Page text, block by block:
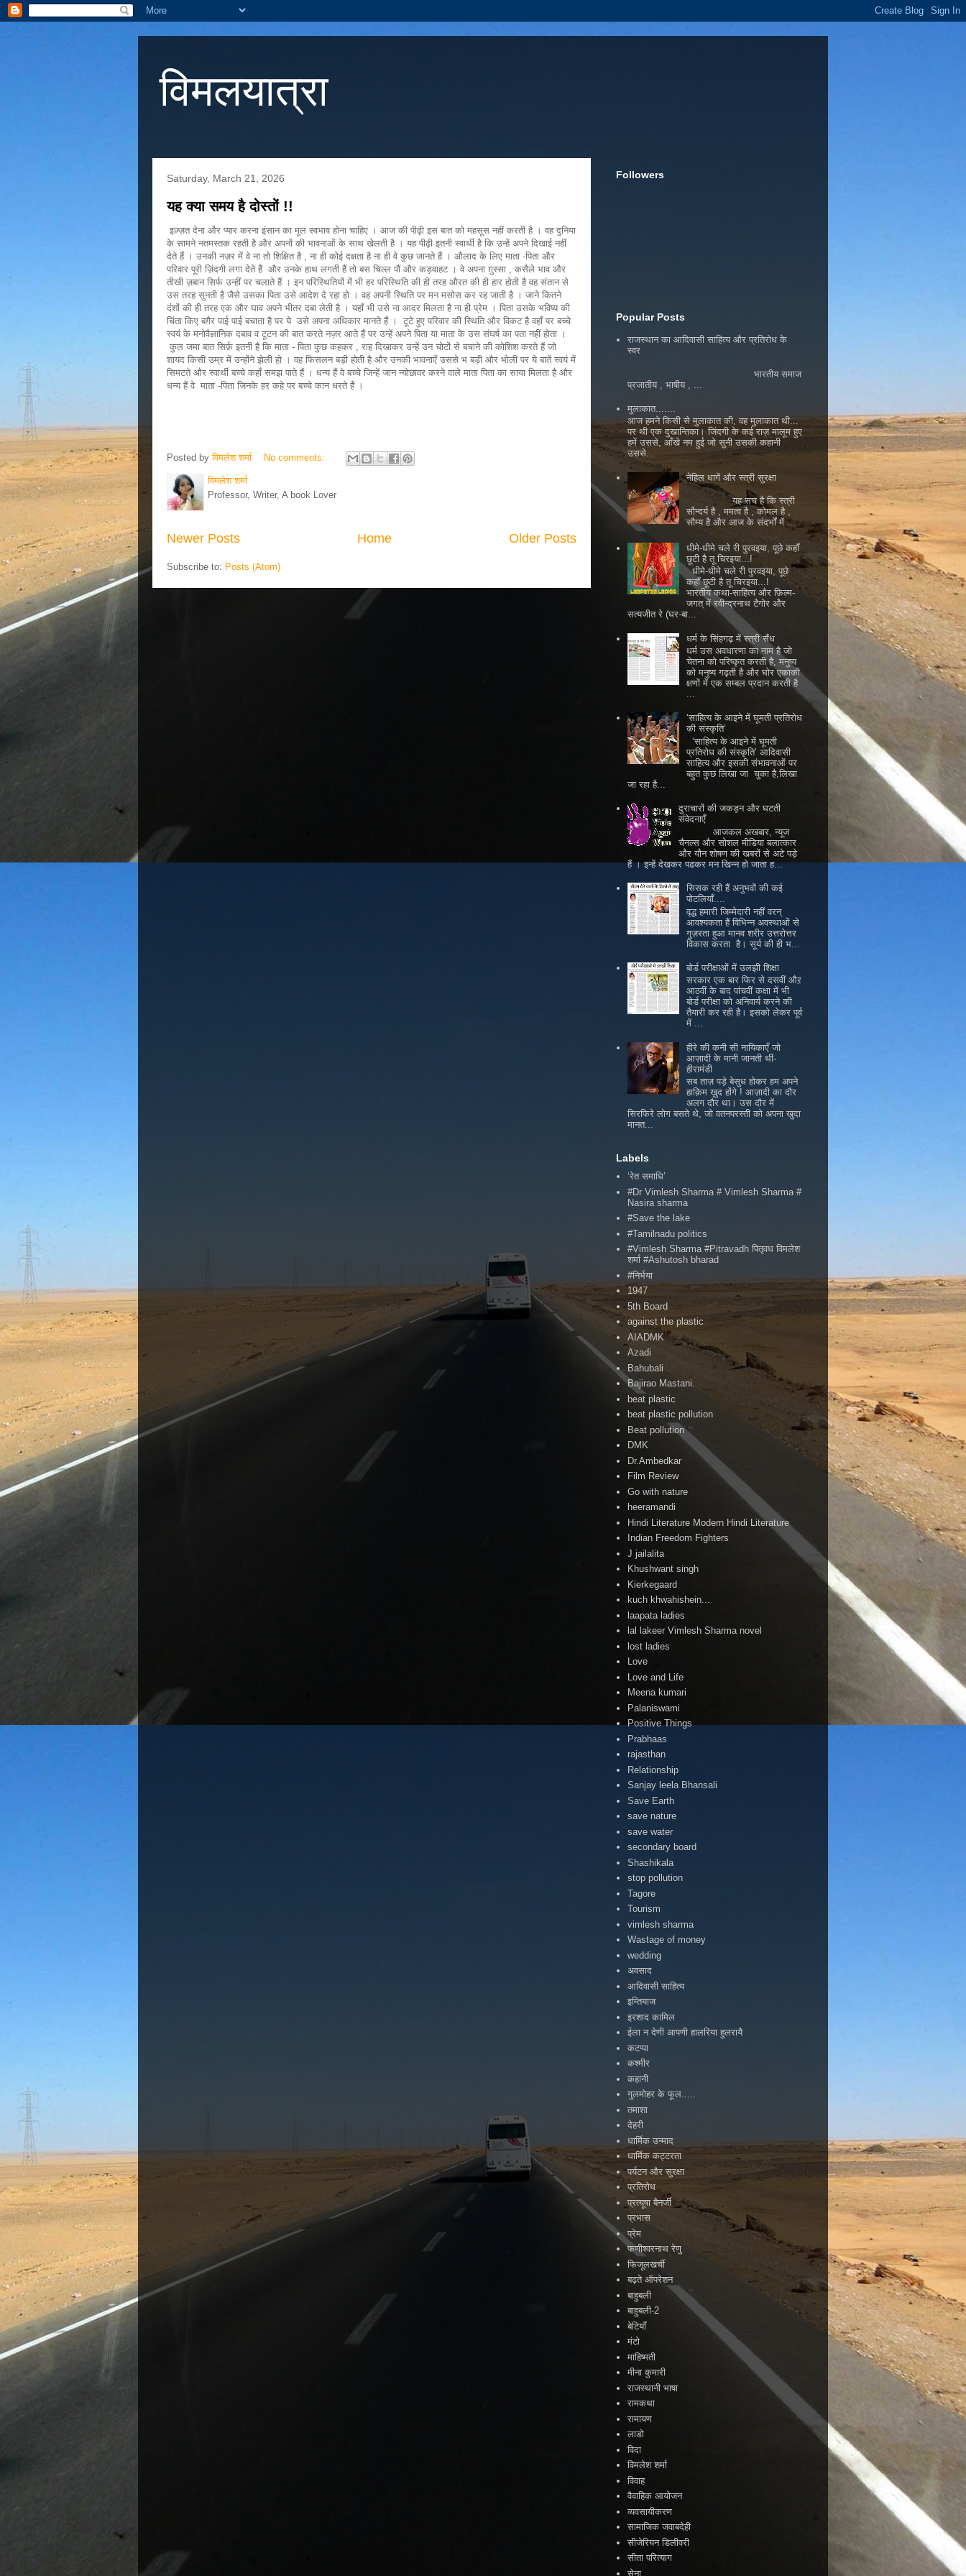
विमलयात्रा
Saturday, March 21, 2026
यह क्या समय है दोस्तों !!
इज़्ज़त देना और प्यार करना इंसान का मूल स्वभाव होना चाहिए । आज की पीढ़ी इस बात को महसूस नहीं करती है । वह दुनिया
के सामने नतमस्तक रहती है और अपनों की भावनाओं के साथ खेलती है । यह पीढ़ी इतनी स्वार्थी है कि उन्हें अपने दिखाई नहीं
देते हैं । उनकी नज़र में वे ना तो शिक्षित है , ना ही कोई दक्षता है ना ही वे कुछ जानते हैं । औलाद के लिए माता -पिता और
परिवार पूरी ज़िंदगी लगा देते हैं और उनके हाथ लगती हैं तो बस चिल्ल पौं और कड़वाहट । वे अपना ग़ुस्सा , कसैले भाव और
तीखी ज़बान सिर्फ उन्हीं पर चलाते हैं । इन परिस्थितियों में भी हर परिस्थिति की ही तरह औरत की ही हार होती है वह संतान से
उस तरह सुनती है जैसे उसका पिता उसे आदेश दे रहा हो । वह अपनी स्थिति पर मन मसोस कर रह जाती है । जाने कितने
दंशों की ही तरह एक और घाव अपने भीतर दबा लेती है । यहाँ भी उसे ना आदर मिलता है ना ही प्रेम । पिता उसके भविष्य की
चिंता किए बग़ैर पाई पाई बचाता है पर ये उसे अपना अधिकार मानते हैं । टूटे हुए परिवार की स्थिति और विकट है वहाँ पर बच्चे
स्वयं के मनोवैज्ञानिक दबाव व टूटन की बात करते नज़र आते हैं पर उन्हें अपने पिता या माता के उस संघर्ष का पता नहीं होता ।
कुल जमा बात सिर्फ़ इतनी है कि माता - पिता कुछ कहकर , राह दिखाकर उन्हें उन चोटों से बचाने की कोशिश करते हैं जो
शायद किसी उम्र में उन्होंने झेली हो । वह फिसलन बड़ी होती है और उनकी भावनाएँ उससे भ बड़ी और भोली पर ये बातें स्वयं में
सिमटते और स्वार्थी बच्चे कहाँ समझ पाते हैं । धन्य हैं वे बच्चे जिन्हें जान न्योछावर करने वाले माता पिता का साया मिलता है और
धन्य हैं वे माता -पिता जिनके हर कहे पर बच्चे कान धरते हैं ।
Posted byविमलेश शर्मा No comments:
विमलेश शर्मा
Professor, Writer, A book Lover
Newer Posts Older Posts
Home
Subscribe to: Posts (Atom)
Followers
Popular Posts
राजस्थान का आदिवासी साहित्य और प्रतिरोध के
स्वर
भारतीय समाज
प्रजातीय , भाषीय , ...
मुलाकात.......
आज हमने किसी से मुलाकात की, वह मुलाकात थी...
पर थी एक दुखान्तिका। जिंदगी के कई राज़ मालूम हुए
हमें उससे, आँखे नम हुई जो सुनी उसकी कहानी
उससे...
नेहिल धागें और स्त्री सुरक्षा
यह सच है कि स्त्री
सौन्दर्य है , ममत्व है , कोमल है ,
सौम्य है और आज के संदर्भों में ...
धीमे-धीमे चले री पुरवइया, पूछे कहाँ
छूटी है तू चिरइया...!
धीमे-धीमे चले री पुरवइया, पूछे
कहाँ छूटी है तू चिरइया...!
भारतीय कथा-साहित्य और फ़िल्म-
जगत् में रवीन्द्रनाथ टैगोर और
सत्यजीत रे (घर-बा...
धर्म के सिंहगढ़ में स्त्री सैंध
धर्म उस अवधारणा का नाम है जो
चेतना को परिष्कृत करती है, मनुष्य
को मनुष्य गढ़ती है और घोर एकाकी
क्षणों में एक सम्बल प्रदान करती है
...
‘साहित्य के आइने में घूमती प्रतिरोध
की संस्कृति’
‘साहित्य के आइने में घूमती
प्रतिरोध की संस्कृति’ आदिवासी
साहित्य और इसकी संभावनाओं पर
बहुत कुछ लिखा जा चुका है,लिखा
जा रहा है...
दुराचारों की जकड़न और घटती
संवेदनाएँ
आजकल अखबार, न्यूज
चैनल्स और सोशल मीडिया बलात्कार
और यौन शोषण की खबरों से अटे पड़े
हैं । इन्हें देखकर पढकर मन खिन्न हो जाता ह...
सिसक रही हैं अनुभवों की कई
पोटलियाँ....
वृद्ध हमारी जिम्मेदारी नहीं वरन्
आवश्यकता हैं विभिन्न अवस्थाओं से
गुज़रता हुआ मानव शरीर उत्तरोत्तर
विकास करता है। सूर्य की ही भ...
बोर्ड परीक्षाओं में उलझी शिक्षा
सरकार एक बार फिर से दसवीं औऱ
आठवीं के बाद पांचवीं कक्षा में भी
बोर्ड परीक्षा को अनिवार्य करने की
तैयारी कर रही है। इसको लेकर पूर्व
में ...
हीरे की कनी सी नायिकाएँ जो
आज़ादी के मानी जानती थीं-
हीरामंडी
सब ताज़ पड़े बेसुध होकर हम अपने
हाक़िम ख़ुद होंगे ! आज़ादी का दौर
अलग दौर था। उस दौर में
सिरफिरे लोग बसते थे, जो वतनपरस्ती को अपना खुदा
मानत...
Labels
‘रेत समाधि’
#Dr Vimlesh Sharma # Vimlesh Sharma #
Nasira sharma
#Save the lake
#Tamilnadu politics
#Vimlesh Sharma #Pitravadh पितृवध विमलेश
शर्मा #Ashutosh bharad
#निर्भया
1947
5th Board
against the plastic
AIADMK
Azadi
Bahubali
Bajirao Mastani.
beat plastic
beat plastic pollution
Beat pollution
DMK
Dr.Ambedkar
Film Review
Go with nature
heeramandi
Hindi Literature Modern Hindi Literature
Indian Freedom Fighters
J jailalita
Khushwant singh
Kierkegaard
kuch khwahishein...
laapata ladies
lal lakeer Vimlesh Sharma novel
lost ladies
Love
Love and Life
Meena kumari
Palaniswami
Positive Things
Prabhaas
rajasthan
Relationship
Sanjay leela Bhansali
Save Earth
save nature
save water
secondary board
Shashikala
stop pollution
Tagore
Tourism
vimlesh sharma
Wastage of money
wedding
अवसाद
आदिवासी साहित्य
इम्तियाज
इरशाद कामिल
ईला न देणी आपणी हालरिया हुलरायै
कटप्पा
कश्मीर
कहानी
गुलमोहर के फूल.....
तमाशा
देहरी
धार्मिक उन्माद
धार्मिक कट्टरता
पर्यटन और सुरक्षा
प्रतिरोध
प्रत्यूषा बैनर्जी
प्रभास
प्रेम
फणीश्वरनाथ रेणु
फिजूलखर्ची
बढ़ते ऑपरेशन
बाहुबली
बाहुबली-2
बेटियाँ
मंटो
माहिष्मती
मीना कुमारी
राजस्थानी भाषा
रामकथा
रामायण
लाडो
विदा
विमलेश शर्मा
विवाह
वैवाहिक आयोजन
व्यवसायीकरण
सामाजिक जवाबदेही
सीजेरियन डिलीवरी
सीता परित्याग
सेना